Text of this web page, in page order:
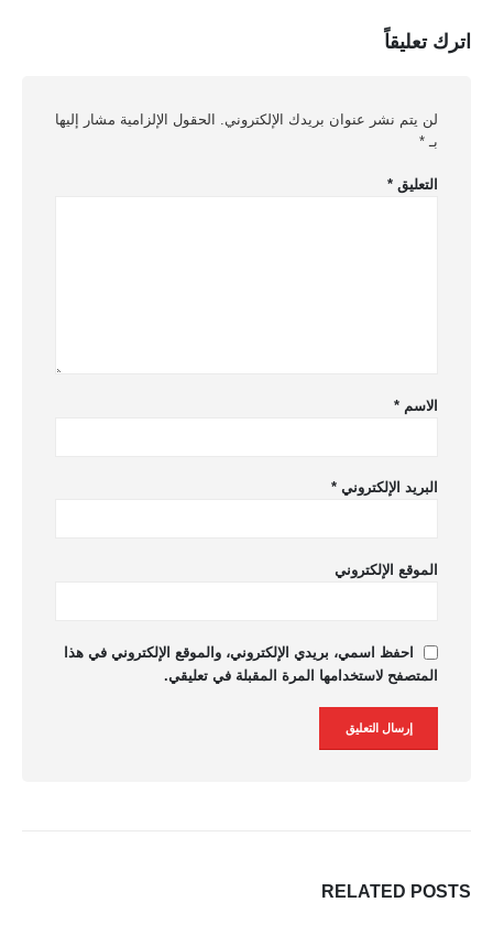
اترك تعليقاً
لن يتم نشر عنوان بريدك الإلكتروني.
الحقول الإلزامية مشار إليها
بـ *
التعليق *
الاسم *
البريد الإلكتروني *
الموقع الإلكتروني
احفظ اسمي، بريدي الإلكتروني، والموقع الإلكتروني في هذا
المتصفح لاستخدامها المرة المقبلة في تعليقي.
RELATED POSTS